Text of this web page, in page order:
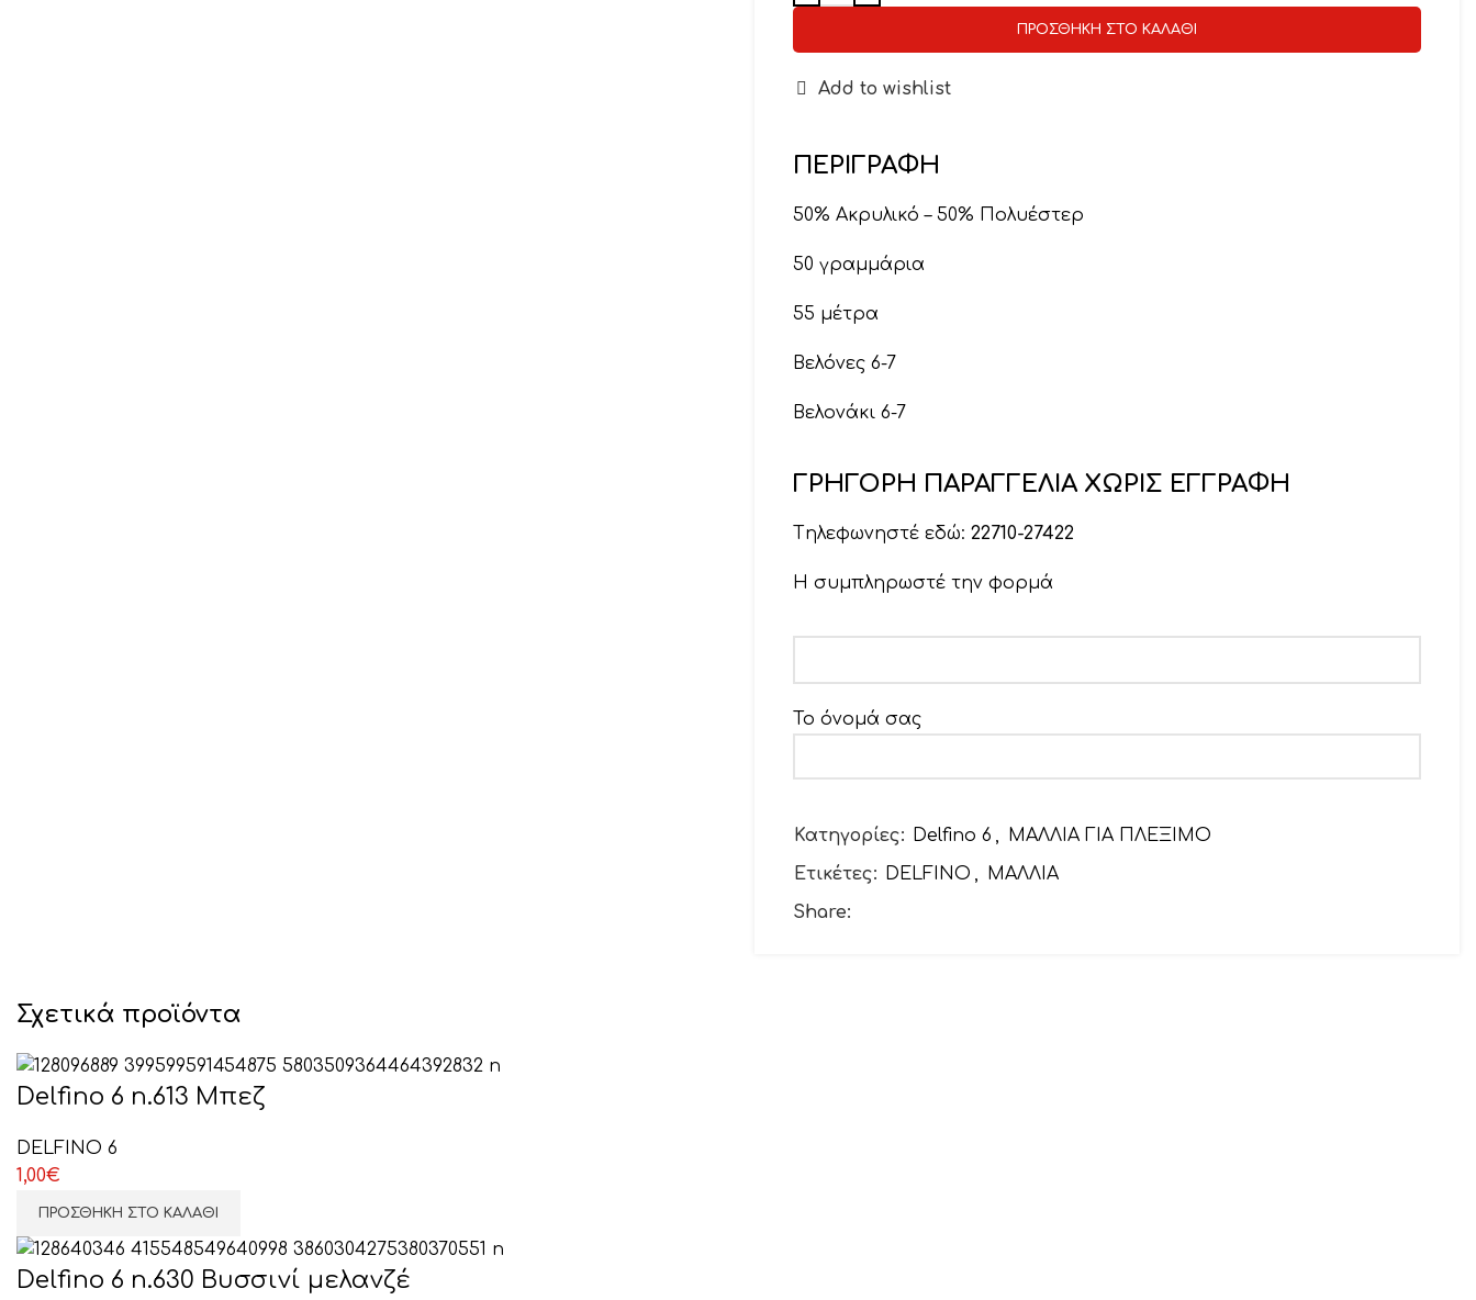
ΠΡΟΣΘΉΚΗ ΣΤΟ ΚΑΛΆΘΙ
Add to wishlist
ΠΕΡΙΓΡΑΦΉ
50% Ακρυλικό – 50% Πολυέστερ
50 γραμμάρια
55 μέτρα
Βελόνες 6-7
Βελονάκι 6-7
ΓΡΗΓΟΡΗ ΠΑΡΑΓΓΕΛΙΑ ΧΩΡΙΣ ΕΓΓΡΑΦΗ
Tηλεφωνηστέ εδώ: 22710-27422
Η συμπληρωστέ την φορμά
Το όνομά σας
Θέμα
Κατηγορίες: Delfino 6 ,
ΜΑΛΛΙΑ ΓΙΑ ΠΛΕΞΙΜΟ
Ετικέτες:
DELFINO ,
ΜΑΛΛΙΑ
Share:
Σχετικά προϊόντα
Delfino 6 n.613 Μπεζ
DELFINO 6
1,00€
ΠΡΟΣΘΉΚΗ ΣΤΟ ΚΑΛΆΘΙ
Delfino 6 n.630 Βυσσινί μελανζέ